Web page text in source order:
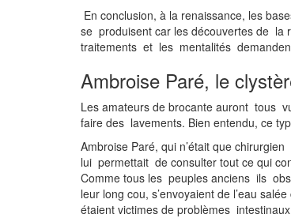
En conclusion, à la renaissance, les
se produisent car les découvertes de
traitements et les mentalités
Ambroise Paré, le
Les amateurs de brocante auront tous
faire des lavements. Bien entendu, ce
Ambroise Paré, qui n’était que
lui permettait de consulter tout ce qui
Comme tous les peuples anciens ils
leur long cou, s’envoyaient de l’eau
étaient victimes de problèmes